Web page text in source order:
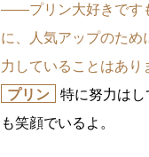
――プリン大好きです
に、人気アップのため
力していることはあり
プリン
特に努力は
も笑顔でいるよ。